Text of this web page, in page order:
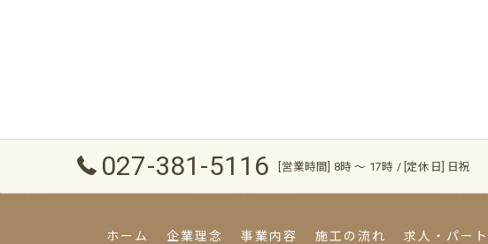
027-381-5116 [営業時間] 8時 〜 17時 / [定休日] 日祝
ホーム 企業理念 事業内容 施工の流れ 求人・パー